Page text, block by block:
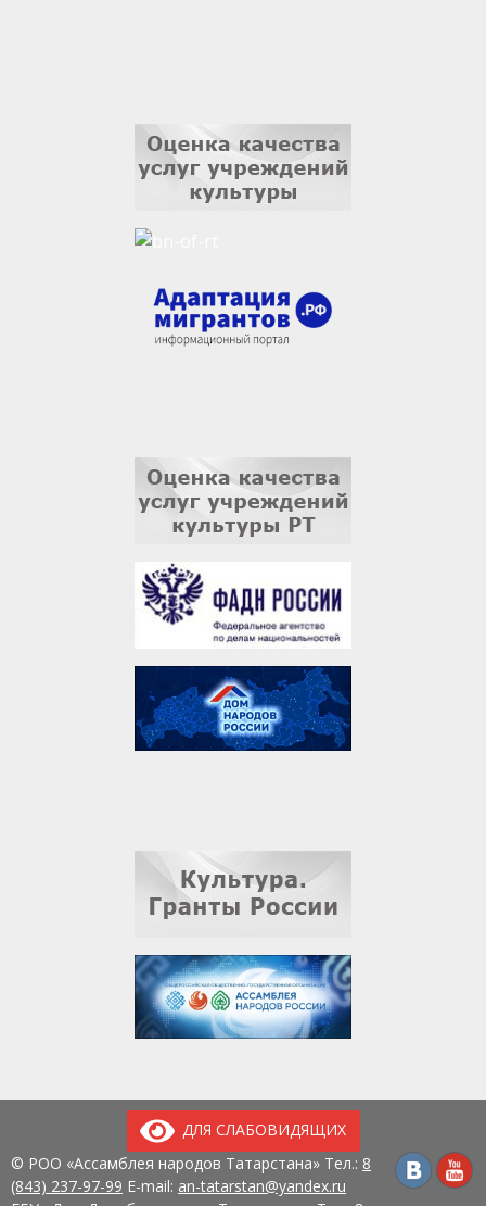
ДЛЯ СЛАБОВИДЯЩИХ
© РОО «Ассамблея народов Татарстана» Тел.: 8
(843) 237-97-99 E-mail: an-tatarstan@yandex.ru